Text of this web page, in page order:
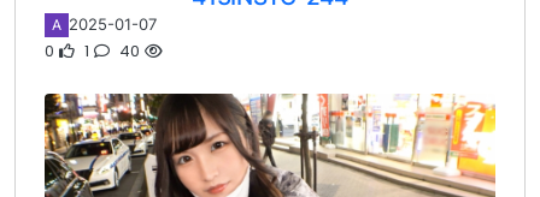
A 2025-01-07
0 1 40